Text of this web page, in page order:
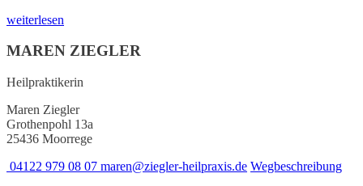
weiterlesen
MAREN ZIEGLER
Heilpraktikerin
Maren Ziegler
Grothenpohl 13a
25436 Moorrege
04122 979 08 07 maren@ziegler-heilpraxis.de Wegbeschreibung